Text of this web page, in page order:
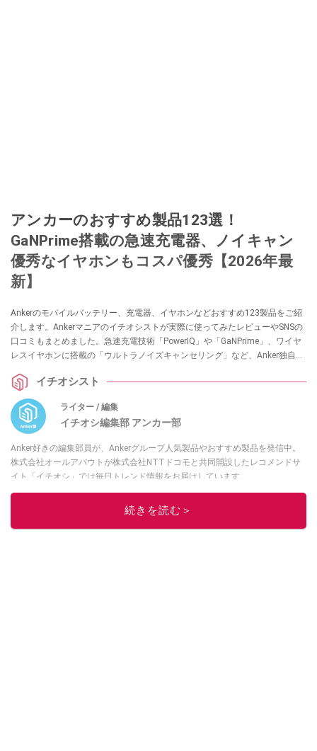
アンカーのおすすめ製品123選！
GaNPrime搭載の急速充電器、ノイキャン
優秀なイヤホンもコスパ優秀【2026年最
新】
Ankerのモバイルバッテリー、充電器、イヤホンなどおすすめ123製品をご紹
介します。Ankerマニアのイチオシストが実際に使ってみたレビューやSNSの
口コミもまとめました。急速充電技術「PowerIQ」や「GaNPrime」、ワイヤ
レスイヤホンに搭載の「ウルトラノイズキャンセリング」など、Anker独自の
てみてくださいね。
イチオシスト
ライター / 編集
イチオシ編集部 アンカー部
Anker好きの編集部員が、Ankerグループ人気製品やおすすめ製品を発信中。
株式会社オールアバウトが株式会社NTTドコモと共同開設したレコメンドサ
イト「イチオシ」では毎日トレンド情報をお届けしています。
このイチオシストの他の記事を読む
続きを読む＞